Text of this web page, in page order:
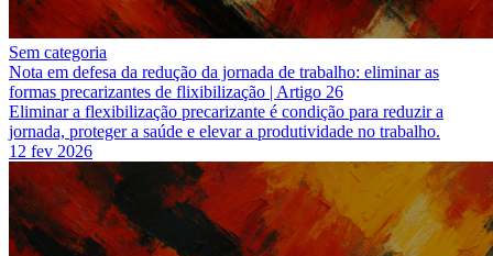
Sem categoria
Nota em defesa da redução da jornada de trabalho: eliminar as
formas precarizantes de flixibilização | Artigo 26
Eliminar a flexibilização precarizante é condição para reduzir a
jornada, proteger a saúde e elevar a produtividade no trabalho.
12 fev 2026